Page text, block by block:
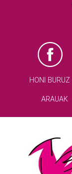
HONI BURUZ
ARAUAK